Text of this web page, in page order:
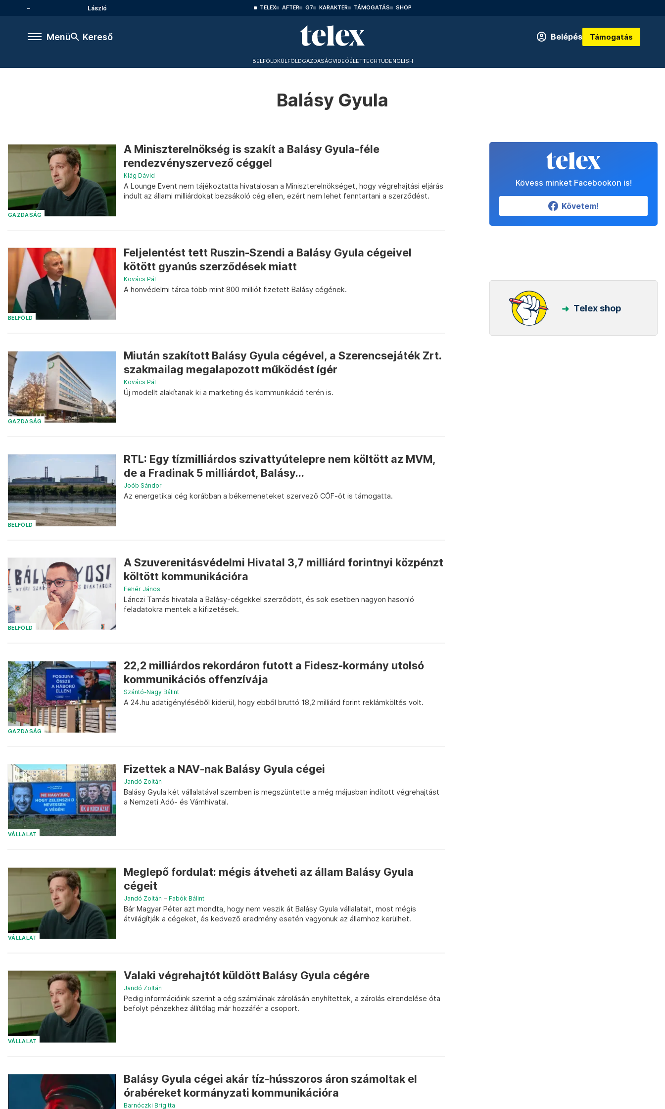
László TELEX AFTER G7 KARAKTER TÁMOGATÁS SHOP
Menü Kereső Belépés Támogatás
BELFÖLDKÜLFÖLDGAZDASÁGVIDEÓÉLETTECHTUDENGLISH
Balásy Gyula
GAZDASÁG
A Miniszterelnökség is szakít a Balásy Gyula-féle
rendezvényszervező céggel
Klág Dávid
A Lounge Event nem tájékoztatta hivatalosan a Miniszterelnökséget, hogy végrehajtási eljárás
indult az állami milliárdokat bezsákoló cég ellen, ezért nem lehet fenntartani a szerződést.
BELFÖLD
Feljelentést tett Ruszin-Szendi a Balásy Gyula cégeivel
kötött gyanús szerződések miatt
Kovács Pál
A honvédelmi tárca több mint 800 milliót fizetett Balásy cégének.
GAZDASÁG
Miután szakított Balásy Gyula cégével, a Szerencsejáték Zrt.
szakmailag megalapozott működést ígér
Kovács Pál
Új modellt alakítanak ki a marketing és kommunikáció terén is.
BELFÖLD
RTL: Egy tízmilliárdos szivattyútelepre nem költött az MVM,
de a Fradinak 5 milliárdot, Balásy...
Joób Sándor
Az energetikai cég korábban a békemeneteket szervező CÖF-öt is támogatta.
BELFÖLD
A Szuverenitásvédelmi Hivatal 3,7 milliárd forintnyi közpénzt
költött kommunikációra
Fehér János
Lánczi Tamás hivatala a Balásy-cégekkel szerződött, és sok esetben nagyon hasonló
feladatokra mentek a kifizetések.
GAZDASÁG
22,2 milliárdos rekordáron futott a Fidesz-kormány utolsó
kommunikációs offenzívája
Szántó-Nagy Bálint
A 24.hu adatigényléséből kiderül, hogy ebből bruttó 18,2 milliárd forint reklámköltés volt.
VÁLLALAT
Fizettek a NAV-nak Balásy Gyula cégei
Jandó Zoltán
Balásy Gyula két vállalatával szemben is megszüntette a még májusban indított végrehajtást
a Nemzeti Adó- és Vámhivatal.
VÁLLALAT
Meglepő fordulat: mégis átveheti az állam Balásy Gyula
cégeit
Jandó Zoltán – Fabók Bálint
Bár Magyar Péter azt mondta, hogy nem veszik át Balásy Gyula vállalatait, most mégis
átvilágítják a cégeket, és kedvező eredmény esetén vagyonuk az államhoz kerülhet.
VÁLLALAT
Valaki végrehajtót küldött Balásy Gyula cégére
Jandó Zoltán
Pedig információink szerint a cég számláinak zárolásán enyhítettek, a zárolás elrendelése óta
befolyt pénzekhez állítólag már hozzáfér a csoport.
Balásy Gyula cégei akár tíz-hússzoros áron számoltak el
órabéreket kormányzati kommunikációra
Barnóczki Brigitta
Kövess minket Facebookon is!
Követem!
Telex shop